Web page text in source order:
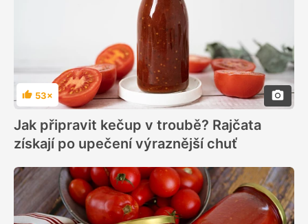
Hodnocení
53×
Jak připravit kečup v troubě? Rajčata
získají po upečení výraznější chuť